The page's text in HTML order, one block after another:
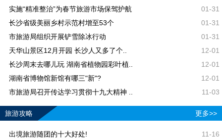
实施“精准整治”为春节旅游市场保驾护航
01-31
长沙省级美丽乡村示范村增至53个
01-31
市旅游局组织开展铲雪除冰行动
01-31
天华山景区12月开园 长沙人又多了个..
12-01
长沙周末去哪儿玩 湖南省植物园彩叶植..
12-01
湖南省博物馆新馆有哪三"新"?
12-01
市旅游局召开传达学习贯彻十九大精神 ..
11-03
旅游攻略 更多>>
出境旅游随团的十大好处!
11-16